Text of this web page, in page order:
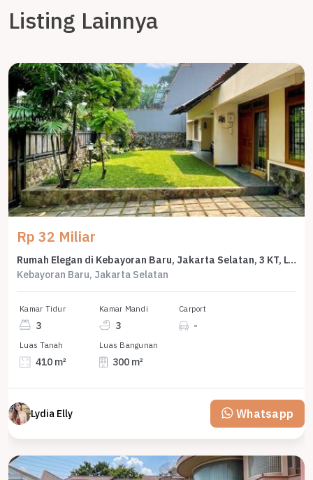
Listing Lainnya
Rp 32 Miliar
Rumah Elegan di Kebayoran Baru, Jakarta Selatan, 3 KT, LT 410m²
Kebayoran Baru, Jakarta Selatan
Kamar Tidur
3
Kamar Mandi
3
Carport
-
Luas Tanah
410 m²
Luas Bangunan
300 m²
Lydia Elly Whatsapp